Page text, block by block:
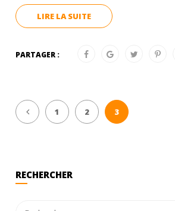
LIRE LA SUITE
PARTAGER :
1 2 3
RECHERCHER